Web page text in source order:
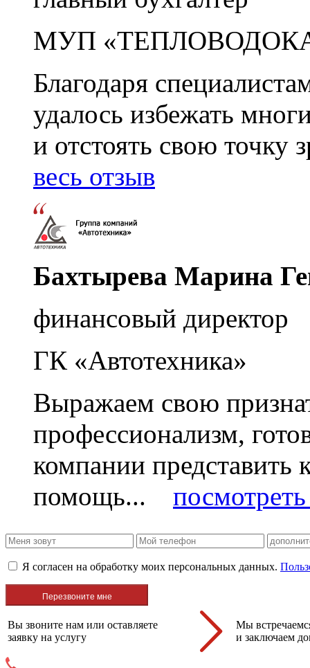
МУП
Благодаря
удалось избежать
и отстоять свою
весь отзыв
Бахтырева Марина
финансовый директор
ГК «Автотехника»
Выражаем свою
профессионализм,
компании
помощь...
Я согласен на обработку моих персональных данных.
Вы звоните нам или оставляете
заявку на услугу
Мы
и заключаем